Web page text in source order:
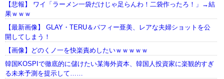
【悲報】 ワイ「ラーメン一袋だけじゃ足らんわ！二袋作ったろ！」→結
果ｗｗｗ
【最新画像】 GLAY・TERU＆パフィー亜美、レアな夫婦ショットを公
開してしまう！
【画像】どのくノ一を快楽責めしたいｗｗｗｗｗ
韓国KOSPIで徹底的に儲けたい某海外資本、韓国人投資家に楽観的すぎ
る未来予測を提示して……